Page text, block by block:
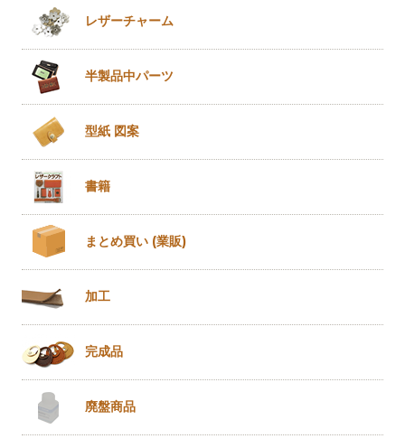
レザーチャーム
半製品中パーツ
型紙 図案
書籍
まとめ買い (業販)
加工
完成品
廃盤商品